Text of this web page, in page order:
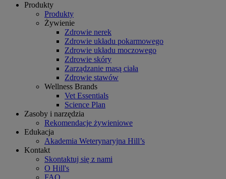
Produkty
Produkty
Żywienie
Zdrowie nerek
Zdrowie układu pokarmowego
Zdrowie układu moczowego
Zdrowie skóry
Zarządzanie masą ciała
Zdrowie stawów
Wellness Brands
Vet Essentials
Science Plan
Zasoby i narzędzia
Rekomendacje żywieniowe
Edukacja
Akademia Weterynaryjna Hill’s
Kontakt
Skontaktuj się z nami
O Hill's